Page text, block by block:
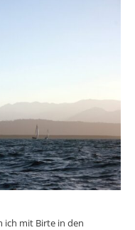
ich mit Birte in den